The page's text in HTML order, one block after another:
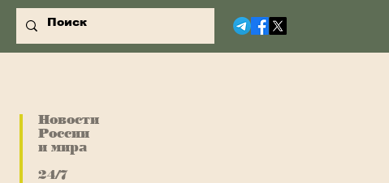
Новости
России
и мира
24/7